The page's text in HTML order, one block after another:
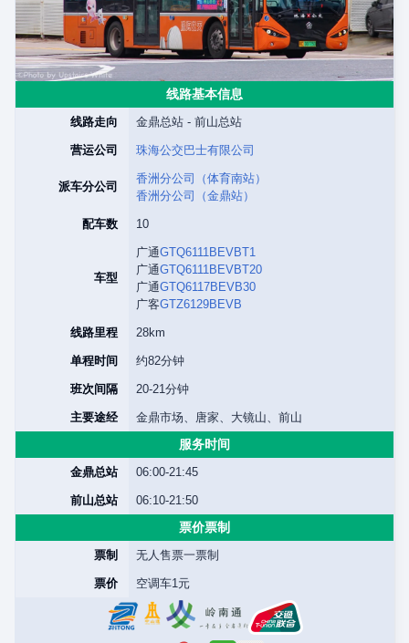
线路基本信息
线路走向 金鼎总站 - 前山总站
营运公司 珠海公交巴士有限公司
派车分公司
香洲分公司（体育南站）
香洲分公司（金鼎站）
配车数 10
车型
广通GTQ6111BEVBT1
广通GTQ6111BEVBT20
广通GTQ6117BEVB30
广客GTZ6129BEVB
线路里程 28km
单程时间 约82分钟
班次间隔 20-21分钟
主要途经 金鼎市场、唐家、大镜山、前山
服务时间
金鼎总站 06:00-21:45
前山总站 06:10-21:50
票价票制
票制 无人售票一票制
票价 空调车1元